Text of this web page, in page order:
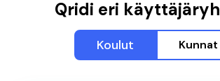
Qridi eri
Koulut Kunnat